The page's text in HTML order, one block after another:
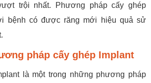
trội nhất. Phương pháp cấy ghép
bệnh có được răng mới hiệu quả sử
pháp cấy ghép Implant
là một trong những phương pháp